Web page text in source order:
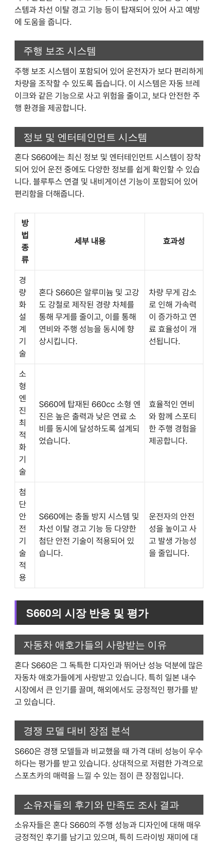
스템과 차선 이탈 경고 기능 등이 탑재되어 있어 사고 예방
에 도움을 줍니다.
주행 보조 시스템
주행 보조 시스템이 포함되어 있어 운전자가 보다 편리하게
차량을 조작할 수 있도록 돕습니다. 이 시스템은 자동 브레
이크와 같은 기능으로 사고 위험을 줄이고, 보다 안전한 주
행 환경을 제공합니다.
정보 및 엔터테인먼트 시스템
혼다 S660에는 최신 정보 및 엔터테인먼트 시스템이 장착
되어 있어 운전 중에도 다양한 정보를 쉽게 확인할 수 있습
니다. 블루투스 연결 및 내비게이션 기능이 포함되어 있어
편리함을 더해줍니다.
방
법
종
류
세부 내용 효과성
경
량
화
설
계
기
술
혼다 S660은 알루미늄 및 고강
도 강철로 제작된 경량 차체를
통해 무게를 줄이고, 이를 통해
연비와 주행 성능을 동시에 향
상시킵니다.
차량 무게 감소
로 인해 가속력
이 증가하고 연
료 효율성이 개
선됩니다.
소
형
엔
진
최
적
화
기
술
S660에 탑재된 660cc 소형 엔
진은 높은 출력과 낮은 연료 소
비를 동시에 달성하도록 설계되
었습니다.
효율적인 연비
와 함께 스포티
한 주행 경험을
제공합니다.
첨
단
안
전
기
술
적
용
S660에는 충돌 방지 시스템 및
차선 이탈 경고 기능 등 다양한
첨단 안전 기술이 적용되어 있
습니다.
운전자의 안전
성을 높이고 사
고 발생 가능성
을 줄입니다.
S660의 시장 반응 및 평가
자동차 애호가들의 사랑받는 이유
혼다 S660은 그 독특한 디자인과 뛰어난 성능 덕분에 많은
자동차 애호가들에게 사랑받고 있습니다. 특히 일본 내수
시장에서 큰 인기를 끌며, 해외에서도 긍정적인 평가를 받
고 있습니다.
경쟁 모델 대비 장점 분석
S660은 경쟁 모델들과 비교했을 때 가격 대비 성능이 우수
하다는 평가를 받고 있습니다. 상대적으로 저렴한 가격으로
스포츠카의 매력을 느낄 수 있는 점이 큰 장점입니다.
소유자들의 후기와 만족도 조사 결과
소유자들은 혼다 S660의 주행 성능과 디자인에 대해 매우
긍정적인 후기를 남기고 있으며, 특히 드라이빙 재미에 대